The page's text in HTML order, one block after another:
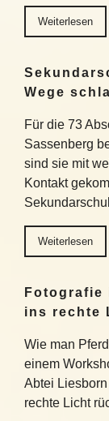
Weiterlesen
Wege
Für die 73
Sassenberg
sind sie mit
Kontakt
Weiterlesen
Fotografie
ins rechte
Wie man
einem
Abtei
rechte Licht